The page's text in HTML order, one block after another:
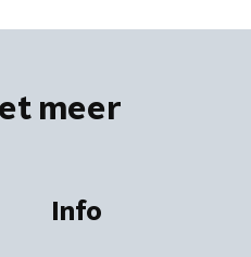
meer
Info